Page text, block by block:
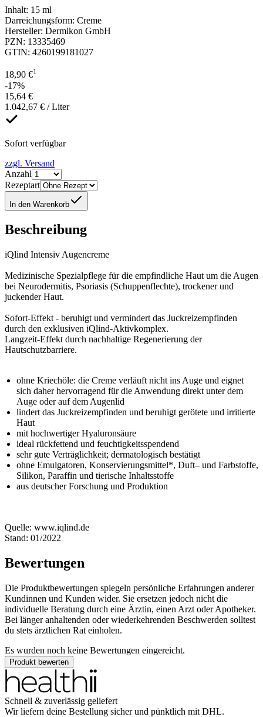
Inhalt: 15 ml
Darreichungsform: Creme
Hersteller: Dermikon GmbH
PZN: 13335469
GTIN: 4260199181027
18,90 €1
-17%
15,64 €
1.042,67 € / Liter
Sofort verfügbar
zzgl. Versand
Anzahl
Rezeptart
In den Warenkorb
Beschreibung
iQlind Intensiv Augencreme
Medizinische Spezialpflege für die empfindliche Haut um die Augen
bei Neurodermitis, Psoriasis (Schuppenflechte), trockener und
juckender Haut.
Sofort-Effekt - beruhigt und vermindert das Juckreizempfinden
durch den exklusiven iQlind-Aktivkomplex.
Langzeit-Effekt durch nachhaltige Regenerierung der
Hautschutzbarriere.
ohne Kriechöle: die Creme verläuft nicht ins Auge und eignet
sich daher hervorragend für die Anwendung direkt unter dem
Auge oder auf dem Augenlid
lindert das Juckreizempfinden und beruhigt gerötete und irritierte
Haut
mit hochwertiger Hyaluronsäure
ideal rückfettend und feuchtigkeitsspendend
sehr gute Verträglichkeit; dermatologisch bestätigt
ohne Emulgatoren, Konservierungsmittel*, Duft– und Farbstoffe,
Silikon, Paraffin und tierische Inhaltsstoffe
aus deutscher Forschung und Produktion
Quelle: www.iqlind.de
Stand: 01/2022
Bewertungen
Die Produktbewertungen spiegeln persönliche Erfahrungen anderer
Kundinnen und Kunden wider. Sie ersetzen jedoch nicht die
individuelle Beratung durch eine Ärztin, einen Arzt oder Apotheker.
Bei länger anhaltenden oder wiederkehrenden Beschwerden solltest
du stets ärztlichen Rat einholen.
Es wurden noch keine Bewertungen eingereicht.
Produkt bewerten
Schnell & zuverlässig geliefert
Wir liefern deine Bestellung sicher und pünktlich mit DHL.